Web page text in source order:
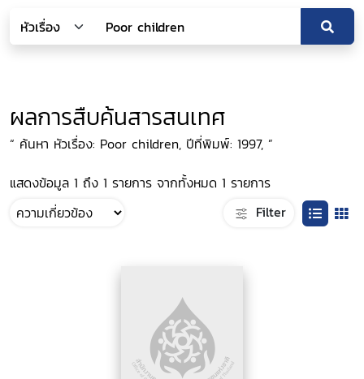
ผลการสืบค้นสารสนเทศ
“ ค้นหา หัวเรื่อง: Poor children, ปีที่พิมพ์: 1997, ”
แสดงข้อมูล 1 ถึง 1 รายการ จากทั้งหมด 1 รายการ
Filter